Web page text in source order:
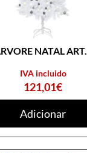
NATAL ART...
121,01€
IVA incluido
Adicionar